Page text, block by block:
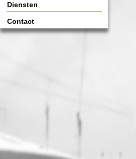
Diensten
Contact